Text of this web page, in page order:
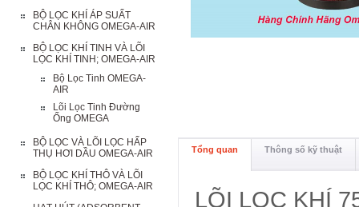
BỘ LỌC KHÍ ÁP SUẤT
CHÂN KHÔNG OMEGA-AIR
BỘ LỌC KHÍ TINH VÀ LÕI
LỌC KHÍ TINH; OMEGA-AIR
Bộ Lọc Tinh OMEGA-
AIR
Lõi Lọc Tinh Đường
Ống OMEGA
BỘ LỌC VÀ LÕI LỌC HẤP
THỤ HƠI DẦU OMEGA-AIR
BỘ LỌC KHÍ THÔ VÀ LÕI
LỌC KHÍ THÔ; OMEGA-AIR
Tổng quan Thông số kỹ thuật
LÕI LỌC KHÍ